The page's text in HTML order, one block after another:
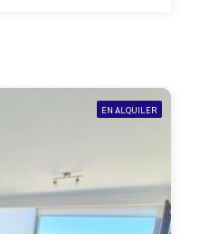
EN ALQUILER